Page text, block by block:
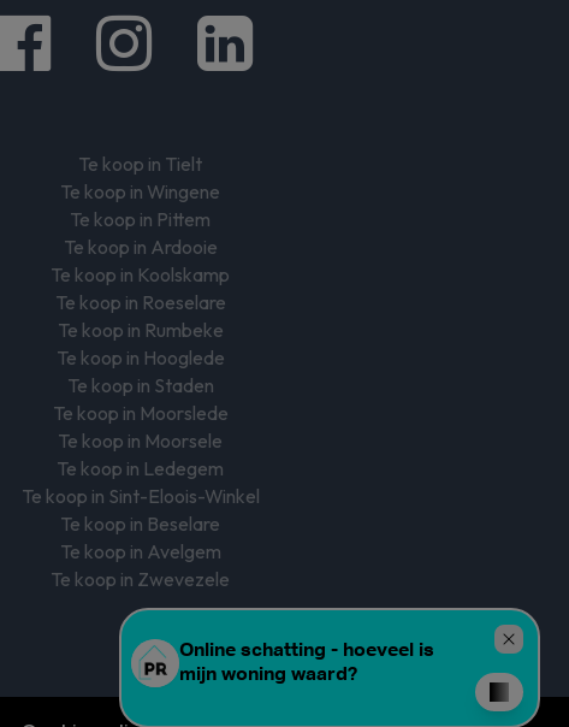
Te koop in Tielt
Te koop in Wingene
Te koop in Pittem
Te koop in Ardooie
Te koop in Koolskamp
Te koop in Roeselare
Te koop in Rumbeke
Te koop in Hooglede
Te koop in Staden
Te koop in Moorslede
Te koop in Moorsele
Te koop in Ledegem
Te koop in Sint-Eloois-Winkel
Te koop in Beselare
Te koop in Avelgem
Te koop in Zwevezele